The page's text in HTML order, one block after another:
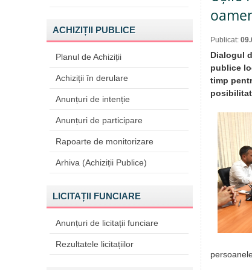
ACHIZIȚII PUBLICE
Planul de Achiziții
Achiziții în derulare
Anunțuri de intenție
Anunțuri de participare
Rapoarte de monitorizare
Arhiva (Achiziții Publice)
LICITAȚII FUNCIARE
Anunțuri de licitații funciare
Rezultatele licitațiilor
Publicat:
Dialogul
publice
timp